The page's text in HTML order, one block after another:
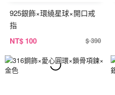
925銀飾×環繞星球×開口戒
指
NT$ 100 $ 390